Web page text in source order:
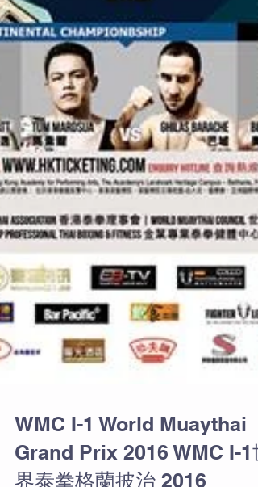
WMC I-1 World Muaythai
Grand Prix 2016 WMC I-1